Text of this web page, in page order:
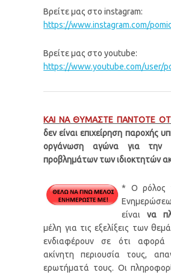
Βρείτε μας στο instagram:
https://www.instagram.com/
Βρείτε μας στο youtube:
https://www.youtube.com/user/
ΚΑΙ ΝΑ ΘΥΜΑΣΤΕ ΠΑΝΤΟΤΕ
δεν είναι επιχείρηση παροχής
οργάνωση αγώνα για την
προβλημάτων των ιδιοκτητών
* Ο ρόλος
είναινα
μέλη για τις εξελίξεις των
ενδιαφέρουν σε ότι αφορά
ακίνητη περιουσία τους,
ερωτήματά τους. Οι